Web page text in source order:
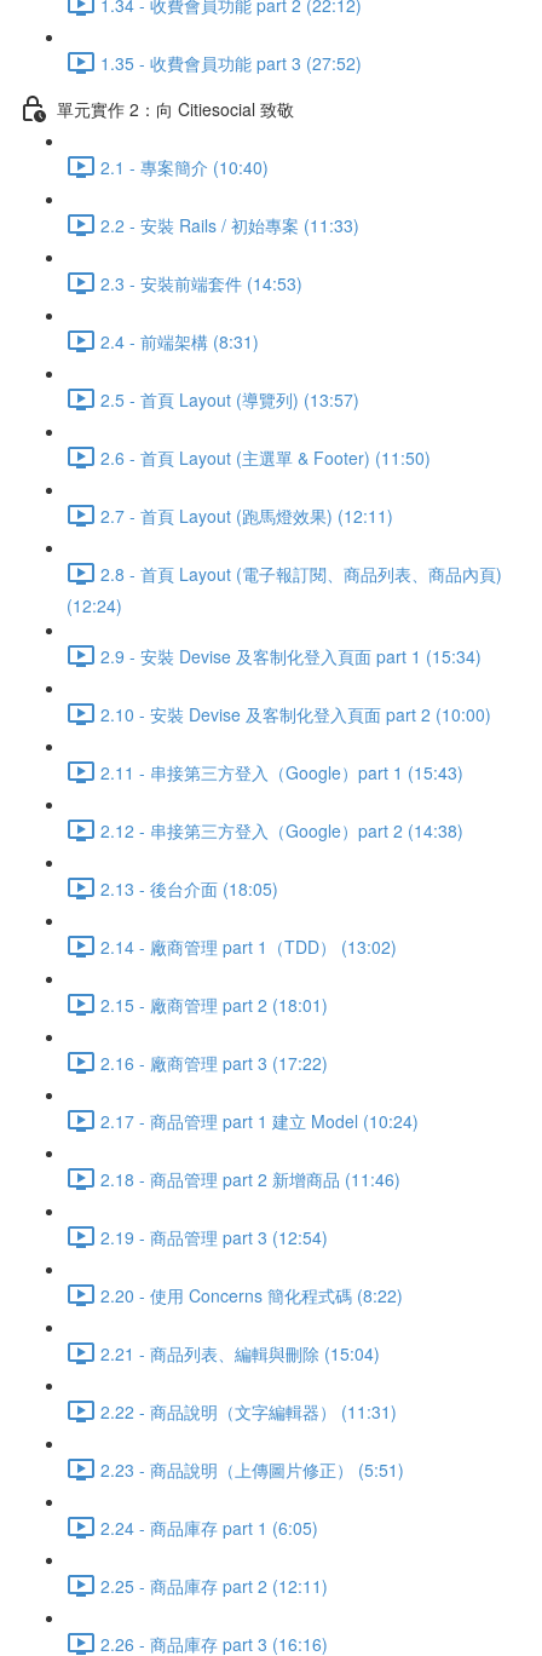
1.35 - 收費會員功能 part 3 (27:52)
單元實作 2：向 Citiesocial 致敬
2.1 - 專案簡介 (10:40)
2.2 - 安裝 Rails / 初始專案 (11:33)
2.3 - 安裝前端套件 (14:53)
2.4 - 前端架構 (8:31)
2.5 - 首頁 Layout (導覽列) (13:57)
2.6 - 首頁 Layout (主選單 & Footer) (11:50)
2.7 - 首頁 Layout (跑馬燈效果) (12:11)
2.8 - 首頁 Layout (電子報訂閱、商品列表、商品內頁)
(12:24)
2.9 - 安裝 Devise 及客制化登入頁面 part 1 (15:34)
2.10 - 安裝 Devise 及客制化登入頁面 part 2 (10:00)
2.11 - 串接第三方登入（Google）part 1 (15:43)
2.12 - 串接第三方登入（Google）part 2 (14:38)
2.13 - 後台介面 (18:05)
2.14 - 廠商管理 part 1（TDD） (13:02)
2.15 - 廠商管理 part 2 (18:01)
2.16 - 廠商管理 part 3 (17:22)
2.17 - 商品管理 part 1 建立 Model (10:24)
2.18 - 商品管理 part 2 新增商品 (11:46)
2.19 - 商品管理 part 3 (12:54)
2.20 - 使用 Concerns 簡化程式碼 (8:22)
2.21 - 商品列表、編輯與刪除 (15:04)
2.22 - 商品說明（文字編輯器） (11:31)
2.23 - 商品說明（上傳圖片修正） (5:51)
2.24 - 商品庫存 part 1 (6:05)
2.25 - 商品庫存 part 2 (12:11)
2.26 - 商品庫存 part 3 (16:16)